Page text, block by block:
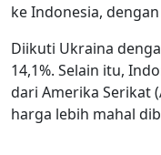
ke Indonesia,
Diikuti Ukraina
14,1%. Selain itu,
dari Amerika Serikat
harga lebih mahal